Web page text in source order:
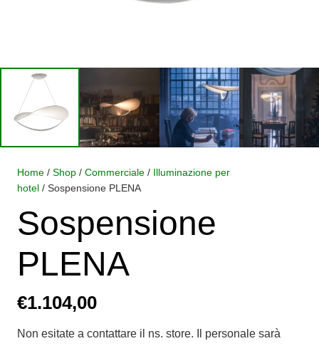
Home / Shop / Commerciale / Illuminazione per
hotel / Sospensione PLENA
Sospensione
PLENA
€1.104,00
Non esitate a contattare il ns. store. Il personale sarà